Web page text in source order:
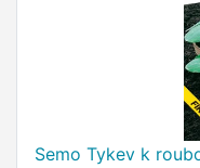
Semo Tykev k